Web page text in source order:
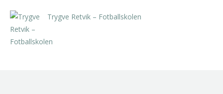
Trygve Retvik – Fotballskolen